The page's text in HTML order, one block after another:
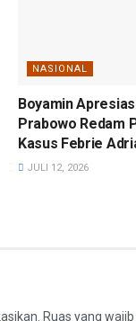
NASIONAL
Boyamin
Prabowo Redam
Kasus Febrie
JULI 12, 2026
Ruas yang